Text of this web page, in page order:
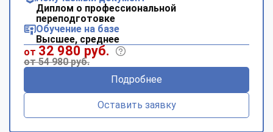
Диплом о профессиональной
переподготовке
Обучение на базе
Высшее, среднее
от 32 980 руб.
от 54 980 руб.
Подробнее
Оставить заявку